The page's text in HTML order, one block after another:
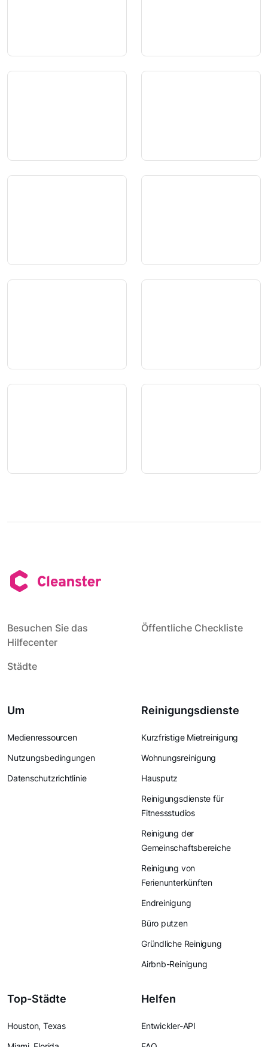
Besuchen Sie das
Hilfecenter
Öffentliche Checkliste
Städte
Um
Medienressourcen
Nutzungsbedingungen
Datenschutzrichtlinie
Reinigungsdienste
Kurzfristige Mietreinigung
Wohnungsreinigung
Hausputz
Reinigungsdienste für
Fitnessstudios
Reinigung der
Gemeinschaftsbereiche
Reinigung von
Ferienunterkünften
Endreinigung
Büro putzen
Gründliche Reinigung
Airbnb-Reinigung
Top-Städte
Houston, Texas
Helfen
Entwickler-API